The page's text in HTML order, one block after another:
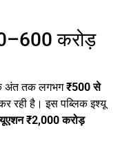
करोड़
के अंत तक लगभग₹500 से
रही है। इस पब्लिक इश्यू
₹2,000 करोड़